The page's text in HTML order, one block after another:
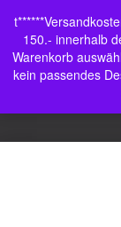
150.- innerhalb
Warenkorb
kein passendes